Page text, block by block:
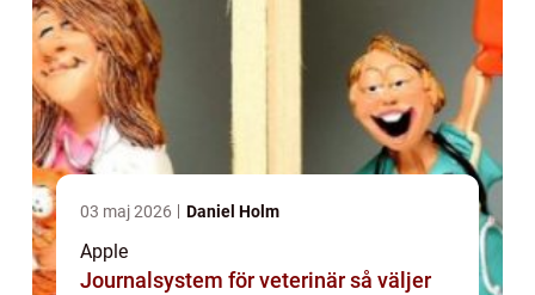
03 maj 2026 Daniel Holm
Apple
Journalsystem för veterinär så väljer